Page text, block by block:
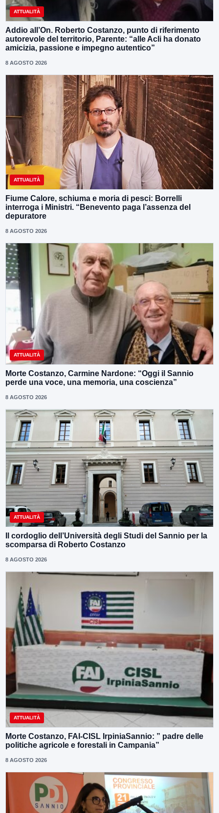
ATTUALITÀ
Addio all’On. Roberto Costanzo, punto di riferimento
autorevole del territorio, Parente: “alle Acli ha donato
amicizia, passione e impegno autentico”
8 AGOSTO 2026
ATTUALITÀ
Fiume Calore, schiuma e moria di pesci: Borrelli
interroga i Ministri. “Benevento paga l’assenza del
depuratore
8 AGOSTO 2026
ATTUALITÀ
Morte Costanzo, Carmine Nardone: “Oggi il Sannio
perde una voce, una memoria, una coscienza”
8 AGOSTO 2026
ATTUALITÀ
Il cordoglio dell’Università degli Studi del Sannio per la
scomparsa di Roberto Costanzo
8 AGOSTO 2026
ATTUALITÀ
Morte Costanzo, FAI-CISL IrpiniaSannio: ” padre delle
politiche agricole e forestali in Campania”
8 AGOSTO 2026